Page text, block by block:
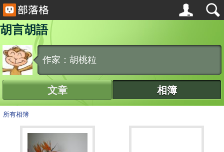
胡言胡語
作家：胡桃粒
文章 相簿
所有相簿